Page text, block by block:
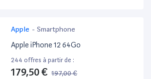
Apple - Smartphone
Apple iPhone 12 64Go
244 offres à partir de :
179,50 € 197,00 €